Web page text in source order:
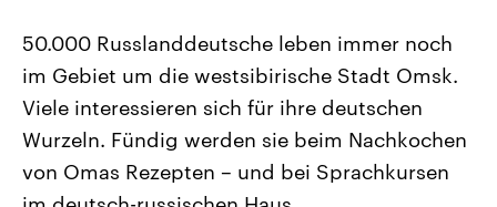
Landtagswahl Sachsen-Anhalt
2026
Alle Informationen
Sachsen-Anhalt wählt am 6.
September 2026 einen neuen
Landtag. Seit 2021 wird das
Bundesland von einer Koalition aus
Aktuelle Beiträge,
Hintergründe
Wirtschaftlich und
gehören die Vereinigten
den mächtigsten Ländern
50.000 Russlanddeutsche leben immer noch
im Gebiet um die westsibirische Stadt Omsk.
Viele interessieren sich für ihre deutschen
Wurzeln. Fündig werden sie beim Nachkochen
von Omas Rezepten – und bei Sprachkursen